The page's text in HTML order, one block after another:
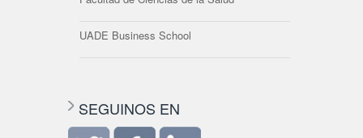
UADE Business School
SEGUINOS EN